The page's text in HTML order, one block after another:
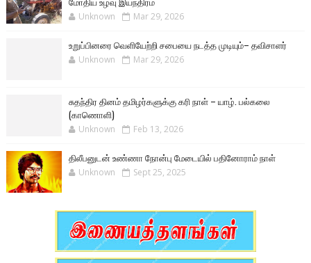
Unknown Mar 29, 2026
உறுப்பினரை வெளியேற்றி சபையை நடத்த முடியும்– தவிசாளர்
Unknown Mar 29, 2026
சுதந்திர தினம் தமிழர்களுக்கு கரி நாள் – யாழ். பல்கலை
(காணொளி)
Unknown Feb 13, 2026
திலீபனுடன் உண்ணா நோன்பு மேடையில் பதினோராம் நாள்
Unknown Sept 25, 2025